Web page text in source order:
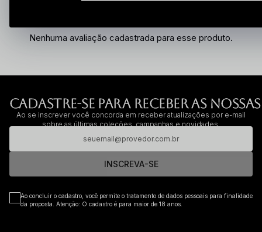
Nenhuma avaliação cadastrada para esse produto.
CADASTRE-SE PARA RECEBER AS
Ao se inscrever você concorda em receber atualizações por e-mail
sobre as últimas coleções, campanhas e novidades.
INSCREVA-SE
Ao concluir o cadastro, você permite o tratamento de dados pessoais para finalidade
da proposta. Atenção: O cadastro é para maior de 18 anos.